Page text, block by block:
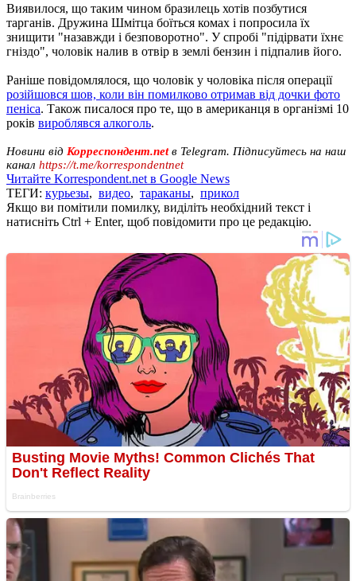
Виявилося, що таким чином бразилець хотів позбутися
тарганів. Дружина Шмітца боїться комах і попросила їх
знищити "назавжди і безповоротно". У спробі "підірвати їхнє
гніздо", чоловік налив в отвір в землі бензин і підпалив його.
Раніше повідомлялося, що чоловік у чоловіка після операції
розійшовся шов, коли він помилково отримав від дочки фото
пеніса. Також писалося про те, що в американця в організмі 10
років вироблявся алкоголь.
Новини від Корреспондент.netв Telegram. Підписуйтесь на наш
канал https://t.me/korrespondentnet
Читайте Korrespondent.net в Google News
ТЕГИ: курьезы, видео, тараканы, прикол
Якщо ви помітили помилку, виділіть необхідний текст і
натисніть Ctrl + Enter, щоб повідомити про це редакцію.